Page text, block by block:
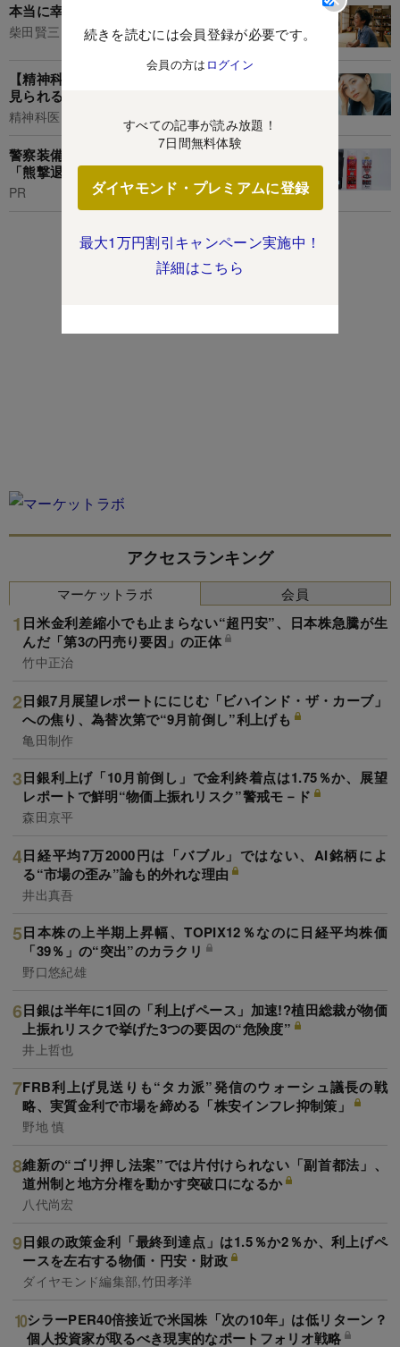
続きを読むには会員登録が必要です。
会員の方は ログイン
すべての記事が読み放題！
7日間無料体験
ダイヤモンド・プレミアムに登録
最大1万円割引キャンペーン実施中！
詳細はこちら
本当に幸せになれる考え方・ベスト1
柴田賢三
【精神科医が解説】「うつ病になりやすい人」に
見られる特徴・トップ5
精神科医 Tomy
警察装備機材で培った開発力から生まれた純国産
「熊撃退スプレー」が話題に
PR
アクセスランキング
マーケットラボ
日米金利差縮小でも止まらない“超円安”、日本株急騰が生
んだ「第3の円売り要因」の正体
竹中正治
日銀7月展望レポートににじむ「ビハインド・ザ・カーブ」
への焦り、為替次第で“9月前倒し”利上げも
亀田制作
日銀利上げ「10月前倒し」で金利終着点は1.75％か、展望
レポートで鮮明“物価上振れリスク”警戒モ－ド
森田京平
日経平均7万2000円は「バブル」ではない、AI銘柄によ
る“市場の歪み”論も的外れな理由
井出真吾
日本株の上半期上昇幅、TOPIX12％なのに日経平均株価
「39％」の“突出”のカラクリ
野口悠紀雄
日銀は半年に1回の「利上げペース」加速!?植田総裁が物価
上振れリスクで挙げた3つの要因の“危険度”
井上哲也
FRB利上げ見送りも“タカ派”発信のウォーシュ議長の戦
略、実質金利で市場を締める「株安インフレ抑制策」
野地 慎
維新の“ゴリ押し法案”では片付けられない「副首都法」、
道州制と地方分権を動かす突破口になるか
八代尚宏
日銀の政策金利「最終到達点」は1.5％か2％か、利上げペ
ースを左右する物価・円安・財政
ダイヤモンド編集部,竹田孝洋
シラーPER40倍接近で米国株「次の10年」は低リターン？
個人投資家が取るべき現実的なポートフォリオ戦略
会員